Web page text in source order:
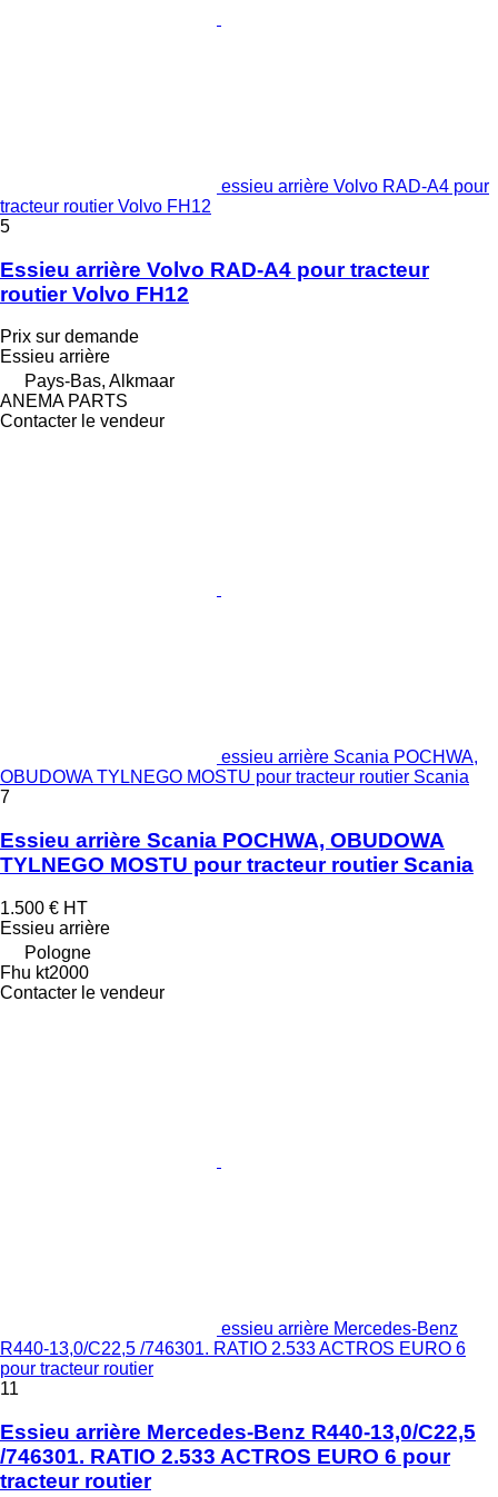
essieu arrière Volvo RAD-A4 pour
tracteur routier Volvo FH12
5
Essieu arrière Volvo RAD-A4 pour tracteur
routier Volvo FH12
Prix sur demande
Essieu arrière
Pays-Bas, Alkmaar
ANEMA PARTS
Contacter le vendeur
essieu arrière Scania POCHWA,
OBUDOWA TYLNEGO MOSTU pour tracteur routier Scania
7
Essieu arrière Scania POCHWA, OBUDOWA
TYLNEGO MOSTU pour tracteur routier Scania
1.500 € HT
Essieu arrière
Pologne
Fhu kt2000
Contacter le vendeur
essieu arrière Mercedes-Benz
R440-13,0/C22,5 /746301. RATIO 2.533 ACTROS EURO 6
pour tracteur routier
11
Essieu arrière Mercedes-Benz R440-13,0/C22,5
/746301. RATIO 2.533 ACTROS EURO 6 pour
tracteur routier